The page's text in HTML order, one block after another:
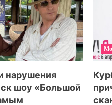
нарушения
шоу «Большой